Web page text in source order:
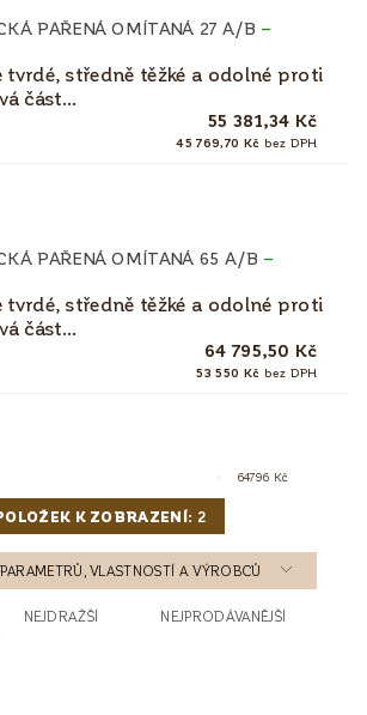
PAŘENÁ OMÍTANÁ 27 A/B –
tvrdé, středně těžké a odolné proti
část...
55 381,34 Kč
45 769,70 Kč bez DPH
PAŘENÁ OMÍTANÁ 65 A/B –
tvrdé, středně těžké a odolné proti
část...
64 795,50 Kč
53 550 Kč bez DPH
64796 Kč
K ZOBRAZENÍ: 2
VLASTNOSTÍ A VÝROBCŮ
NEJDRAŽŠÍ NEJPRODÁVANĚJŠÍ